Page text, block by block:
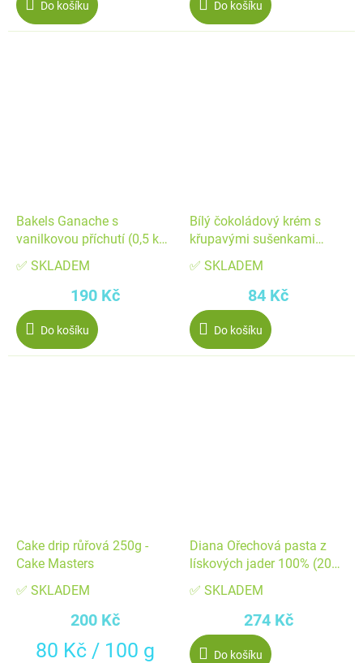
Do košíku Do košíku
Bakels Ganache s
vanilkovou příchutí (0,5 kg)
✅ SKLADEM
190 Kč
Do košíku
Bílý čokoládový krém s
křupavými sušenkami
Cukrářská ▹
✅ SKLADEM
84 Kč
Do košíku
Cake drip růřová 250g -
Cake Masters
✅ SKLADEM
200 Kč
Měrná
80 Kč / 100 g
Diana Ořechová pasta z
lískových jader 100% (200
✅ SKLADEM
274 Kč
Do košíku